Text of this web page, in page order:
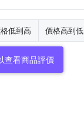
低到高 價格高到低
查看商品評價